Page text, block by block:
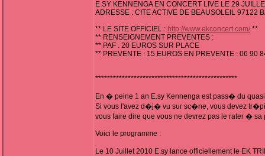
E.SY KENNENGA EN CONCERT LIVE LE 29
ADRESSE : CITE ACTIVE DE BEAUSOLEIL 97122
** LE SITE OFFICIEL : http://www.ekconcert.com/ **
** RENSEIGNEMENT PREVENTES :
** PAF : 20 EUROS SUR PLACE
** PREVENTE : 15 EUROS EN PREVENTE : 06 90
************************************************
En � peine 1 an E.sy Kennenga est pass� du
Si vous l'avez d�j� vu sur sc�ne, vous devez
vous faire dire que vous ne devrez pas le rater � sa
Voici le programme :
Le 10 Juillet 2010 E.sy lance officiellement le EK